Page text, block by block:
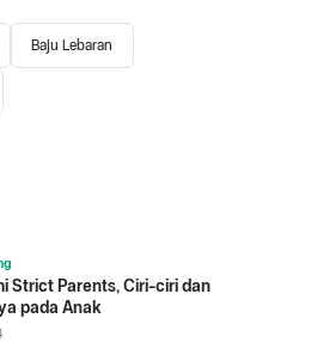
Baju Lebaran
Strict Parents, Ciri-ciri dan
pada Anak